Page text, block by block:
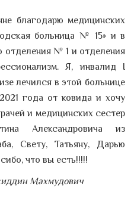
благодарю медицинских
больница № 15» и в
отделения № 1 и отделения
Я, инвалид I
лечился в этой больнице
года от ковида и хочу
и медицинских сестер
Александровича из
Свету, Татьяну, Дарью
что вы есть!!!!!
Махмудович